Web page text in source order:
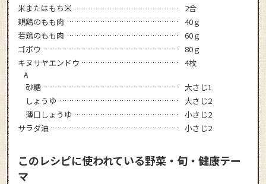
米またはもち米
2合
親鶏のもも肉
40ｇ
若鶏のもも肉
60ｇ
ゴボウ
80ｇ
キヌサヤエンドウ
4枚
A
砂糖
大さじ1
しょうゆ
大さじ2
薄口しょうゆ
小さじ2
サラダ油
小さじ2
このレシピに使われている野菜・旬・健康テー
マ